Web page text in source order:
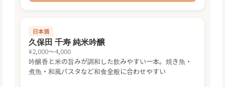
日本酒
久保田 千寿 純米吟醸
¥2,000〜4,000
吟醸香と米の旨みが調和した飲みやすい一本。焼き魚・
煮魚・和風パスタなど和食全般に合わせやすい